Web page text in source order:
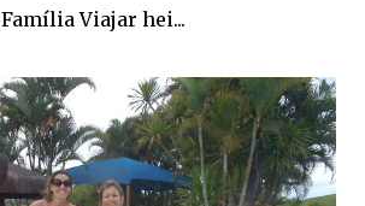
Família Viajar hei...